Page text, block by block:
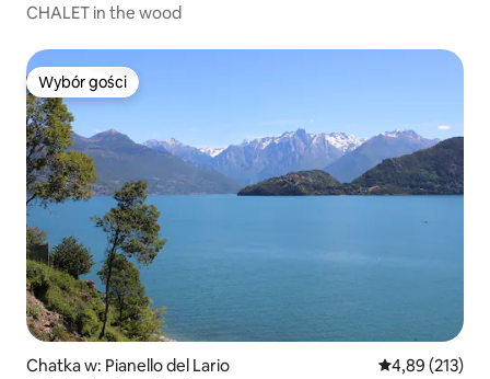
CHALET in the wood
Wybór gości
Wybór gości
Chatka w: Pianello del Lario Średnia
4,89 (213)